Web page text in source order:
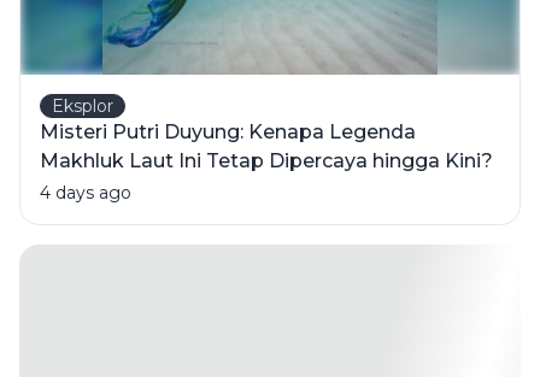
Eksplor
Misteri Putri Duyung: Kenapa Legenda
Makhluk Laut Ini Tetap Dipercaya hingga Kini?
4 days ago